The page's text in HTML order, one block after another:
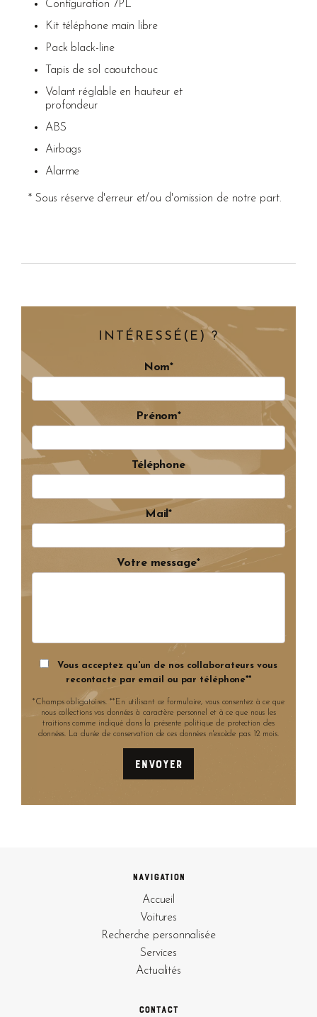
Configuration 7PL
Kit téléphone main libre
Pack black-line
Tapis de sol caoutchouc
Volant réglable en hauteur et
profondeur
ABS
Airbags
Alarme
* Sous réserve d'erreur et/ou d'omission de notre part.
INTÉRESSÉ(E) ?
Nom*
Prénom*
Téléphone
Mail*
Votre message*
Vous acceptez qu'un de nos collaborateurs vous
recontacte par email ou par téléphone**
*Champs obligatoires. **En utilisant ce formulaire, vous consentez à ce que
nous collections vos données à caractère personnel et à ce que nous les
traitions comme indiqué dans la présente politique de protection des
données. La durée de conservation de ces données n'excède pas 12 mois.
Navigation
Accueil
Voitures
Recherche personnalisée
Services
Actualités
Contact